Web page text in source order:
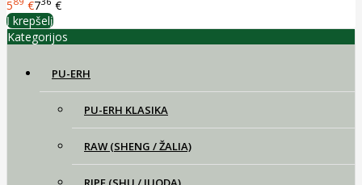
5
€7
€
Į krepšelį
Kategorijos
PU-ERH
PU-ERH KLASIKA
RAW (SHENG / ŽALIA)